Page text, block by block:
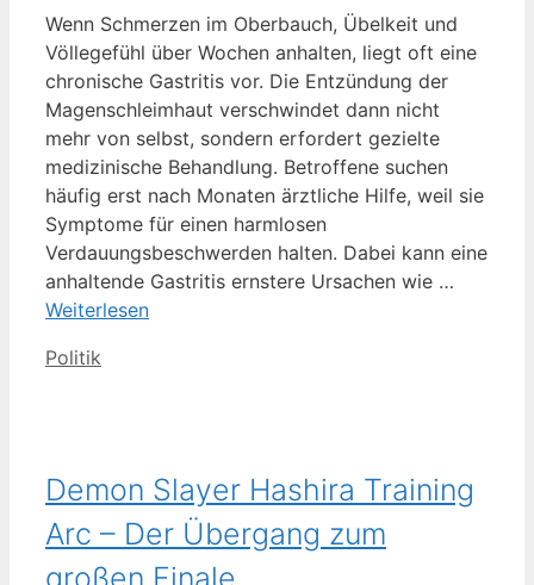
Wenn Schmerzen im Oberbauch, Übelkeit und
Völlegefühl über Wochen anhalten, liegt oft eine
chronische Gastritis vor. Die Entzündung der
Magenschleimhaut verschwindet dann nicht
mehr von selbst, sondern erfordert gezielte
medizinische Behandlung. Betroffene suchen
häufig erst nach Monaten ärztliche Hilfe, weil sie
Symptome für einen harmlosen
Verdauungsbeschwerden halten. Dabei kann eine
anhaltende Gastritis ernstere Ursachen wie …
Weiterlesen
Kategorien
Politik
Demon Slayer Hashira Training
Arc – Der Übergang zum
großen Finale